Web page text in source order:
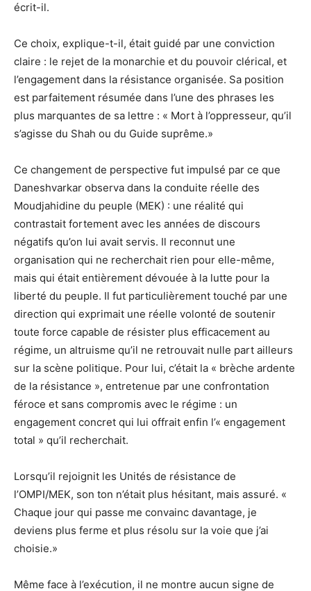
écrit-il.
Ce choix, explique-t-il, était guidé par une conviction
claire : le rejet de la monarchie et du pouvoir clérical, et
l’engagement dans la résistance organisée. Sa position
est parfaitement résumée dans l’une des phrases les
plus marquantes de sa lettre : « Mort à l’oppresseur, qu’il
s’agisse du Shah ou du Guide suprême.»
Ce changement de perspective fut impulsé par ce que
Daneshvarkar observa dans la conduite réelle des
Moudjahidine du peuple (MEK) : une réalité qui
contrastait fortement avec les années de discours
négatifs qu’on lui avait servis. Il reconnut une
organisation qui ne recherchait rien pour elle-même,
mais qui était entièrement dévouée à la lutte pour la
liberté du peuple. Il fut particulièrement touché par une
direction qui exprimait une réelle volonté de soutenir
toute force capable de résister plus efficacement au
régime, un altruisme qu’il ne retrouvait nulle part ailleurs
sur la scène politique. Pour lui, c’était la « brèche ardente
de la résistance », entretenue par une confrontation
féroce et sans compromis avec le régime : un
engagement concret qui lui offrait enfin l’« engagement
total » qu’il recherchait.
Lorsqu’il rejoignit les Unités de résistance de
l’OMPI/MEK, son ton n’était plus hésitant, mais assuré. «
Chaque jour qui passe me convainc davantage, je
deviens plus ferme et plus résolu sur la voie que j’ai
choisie.»
Même face à l’exécution, il ne montre aucun signe de